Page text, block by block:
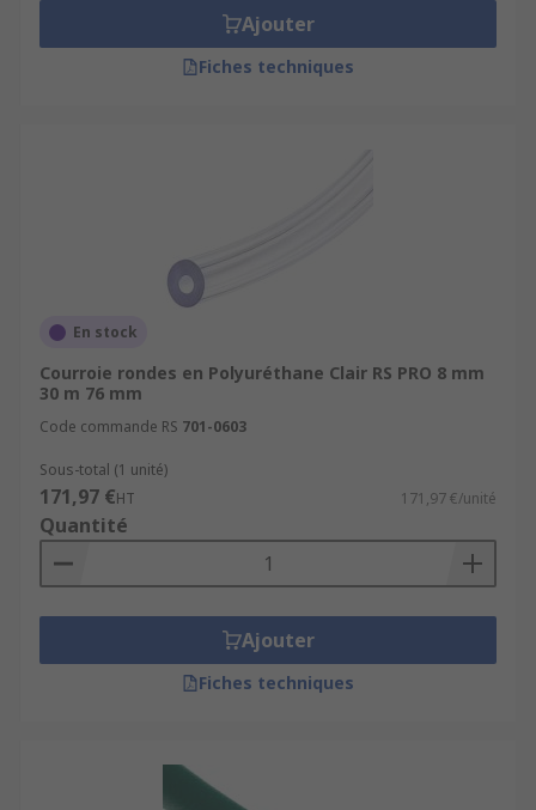
Ajouter
Fiches techniques
En stock
Courroie rondes en Polyuréthane Clair RS PRO 8 mm
30 m 76 mm
Code commande RS 701-0603
Sous-total (1 unité)
171,97 €HT 171,97 €/unité
Quantité
Ajouter
Fiches techniques